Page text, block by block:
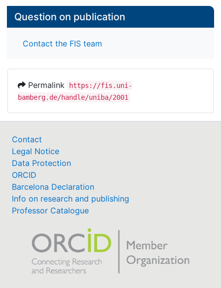
Question on publication
Contact the FIS team
Permalink
https://fis.uni-
bamberg.de/handle/uniba/2001
Contact
Legal Notice
Data Protection
ORCID
Barcelona Declaration
Info on research and publishing
Professor Catalogue